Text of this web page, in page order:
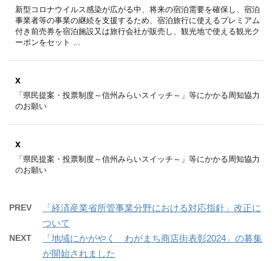
新型コロナウイルス感染が広がる中、将来の宿泊需要を確保し、宿泊
事業者等の事業の継続を支援するため、宿泊旅行に使えるプレミアム
付き前売券を宿泊施設又は旅行会社が販売し、観光地で使える観光ク
ーポンをセット …
x
「県民提案・投票制度～信州みらいスイッチ～」等にかかる周知協力
のお願い
x
「県民提案・投票制度～信州みらいスイッチ～」等にかかる周知協力
のお願い
PREV
「経済産業省所管事業分野における対応指針」改正に
ついて
NEXT
「地域にかがやく わがまち商店街表彰2024」の募集
が開始されました